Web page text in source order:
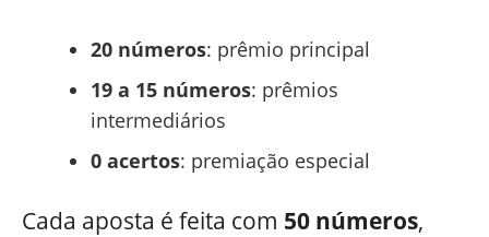
20 números: prêmio principal
19 a 15 números: prêmios
intermediários
0 acertos: premiação especial
Cada aposta é feita com 50 números,